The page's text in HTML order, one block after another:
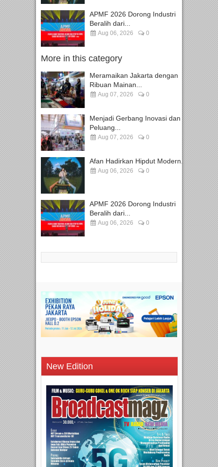
APMF 2026 Dorong Industri
Beralih dari...
Aug 06, 2026 0
More in this category
Meramaikan Jakarta dengan
Ribuan Mainan...
Aug 07, 2026 0
Menjadi Gerbang Inovasi dan
Peluang...
Aug 07, 2026 0
Afan Hadirkan Hipdut Modern...
Aug 06, 2026 0
APMF 2026 Dorong Industri
Beralih dari...
Aug 06, 2026 0
New Edition